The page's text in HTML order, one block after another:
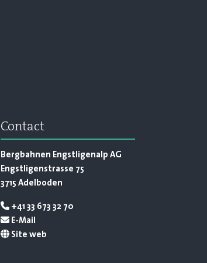
Contact
Bergbahnen Engstligenalp AG
Engstligenstrasse 75
3715 Adelboden
+41 33 673 32 70
E-Mail
Site web